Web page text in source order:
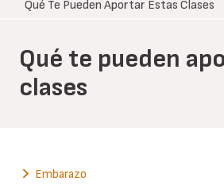
Qué Te Pueden Aportar Estas Clases
Qué te pueden
clases
Embarazo